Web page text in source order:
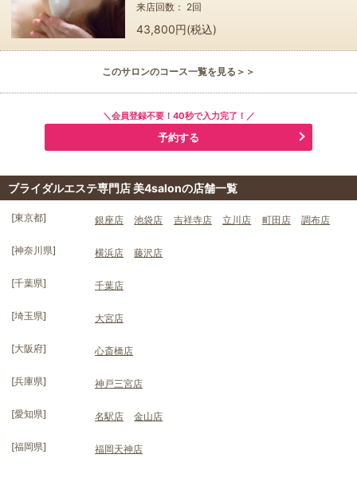
来店回数： 2回
43,800円(税込)
このサロンのコース一覧を見る＞＞
＼会員登録不要！40秒で入力完了！／
予約する
ブライダルエステ専門店 美4salonの店舗一覧
[東京都] 銀座店 池袋店 吉祥寺店 立川店 町田店 調布店
[神奈川県] 横浜店 藤沢店
[千葉県] 千葉店
[埼玉県] 大宮店
[大阪府] 心斎橋店
[兵庫県] 神戸三宮店
[愛知県] 名駅店 金山店
[福岡県] 福岡天神店